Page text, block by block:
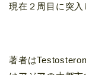
現在２周目に突
著者は